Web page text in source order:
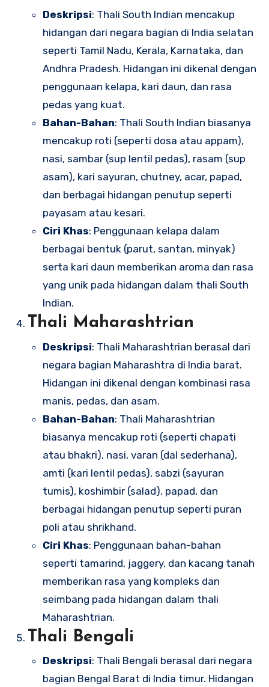
Deskripsi: Thali South Indian mencakup
hidangan dari negara bagian di India selatan
seperti Tamil Nadu, Kerala, Karnataka, dan
Andhra Pradesh. Hidangan ini dikenal dengan
penggunaan kelapa, kari daun, dan rasa
pedas yang kuat.
Bahan-Bahan: Thali South Indian biasanya
mencakup roti (seperti dosa atau appam),
nasi, sambar (sup lentil pedas), rasam (sup
asam), kari sayuran, chutney, acar, papad,
dan berbagai hidangan penutup seperti
payasam atau kesari.
Ciri Khas: Penggunaan kelapa dalam
berbagai bentuk (parut, santan, minyak)
serta kari daun memberikan aroma dan rasa
yang unik pada hidangan dalam thali South
Indian.
Thali Maharashtrian
Deskripsi: Thali Maharashtrian berasal dari
negara bagian Maharashtra di India barat.
Hidangan ini dikenal dengan kombinasi rasa
manis, pedas, dan asam.
Bahan-Bahan: Thali Maharashtrian
biasanya mencakup roti (seperti chapati
atau bhakri), nasi, varan (dal sederhana),
amti (kari lentil pedas), sabzi (sayuran
tumis), koshimbir (salad), papad, dan
berbagai hidangan penutup seperti puran
poli atau shrikhand.
Ciri Khas: Penggunaan bahan-bahan
seperti tamarind, jaggery, dan kacang tanah
memberikan rasa yang kompleks dan
seimbang pada hidangan dalam thali
Maharashtrian.
Thali Bengali
Deskripsi: Thali Bengali berasal dari negara
bagian Bengal Barat di India timur. Hidangan